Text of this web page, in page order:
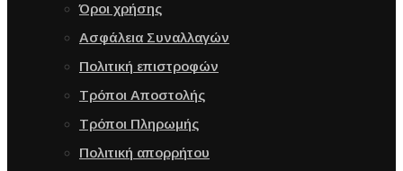
Όροι χρήσης
Ασφάλεια Συναλλαγών
Πολιτική επιστροφών
Τρόποι Αποστολής
Τρόποι Πληρωμής
Πολιτική απορρήτου